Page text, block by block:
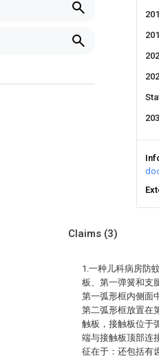
Claims (3)
1.一种儿科病房防
板、第一弹簧和支
第一弧形框内侧面
第二弧形框放置在
触板，接触板位于
端与接触板顶部连
征在于：还包括有